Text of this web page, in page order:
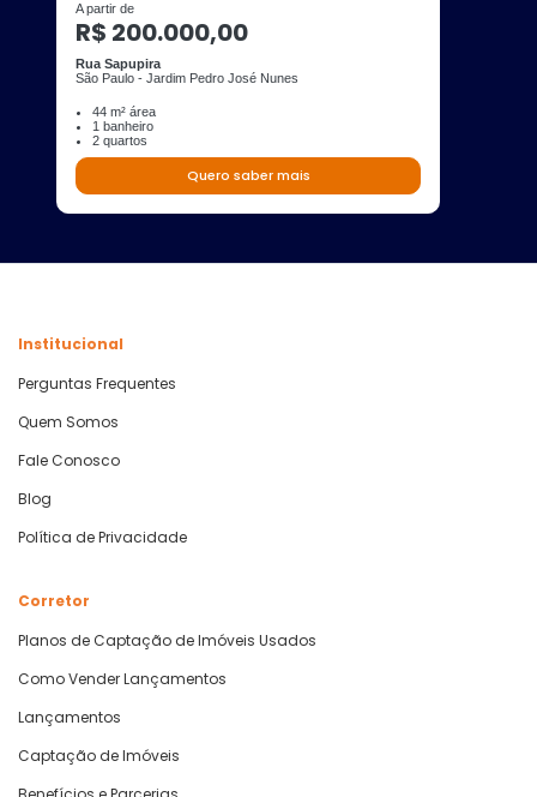
A partir de
R$ 200.000,00
Rua Sapupira
São Paulo - Jardim Pedro José Nunes
44 m² área
1 banheiro
2 quartos
Quero saber mais
Institucional
Perguntas Frequentes
Quem Somos
Fale Conosco
Blog
Política de Privacidade
Corretor
Planos de Captação de Imóveis Usados
Como Vender Lançamentos
Lançamentos
Captação de Imóveis